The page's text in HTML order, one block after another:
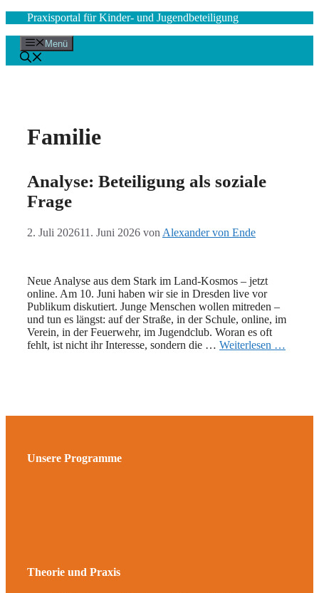
springen
Praxisportal für Kinder- und Jugendbeteiligung
Menü
Familie
Analyse: Beteiligung als soziale
Frage
2. Juli 202611. Juni 2026 von Alexander von Ende
Neue Analyse aus dem Stark im Land-Kosmos – jetzt
online. Am 10. Juni haben wir sie in Dresden live vor
Publikum diskutiert. Junge Menschen wollen mitreden –
und tun es längst: auf der Straße, in der Schule, online, im
Verein, in der Feuerwehr, im Jugendclub. Woran es oft
fehlt, ist nicht ihr Interesse, sondern die … Weiterlesen …
Unsere Programme
Theorie und Praxis